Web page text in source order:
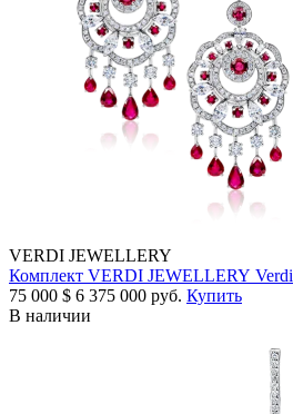
VERDI JEWELLERY
Комплект VERDI JEWELLERY Verdi
75 000 $ 6 375 000 руб. Купить
В наличии